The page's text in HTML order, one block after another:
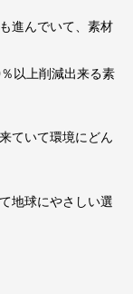
進んでいて、素材
以上削減出来る素
ていて環境にどん
地球にやさしい選